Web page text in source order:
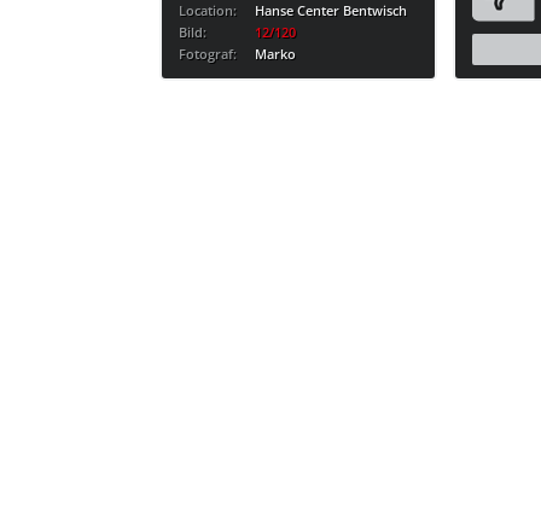
Location:
Hanse Center Bentwisch
Bild:
12/120
Fotograf:
Marko